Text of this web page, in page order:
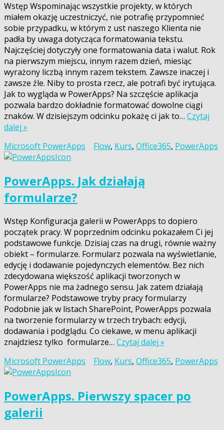
Wstęp Wspominając wszystkie projekty, w których
miałem okazję uczestniczyć, nie potrafię przypomnieć
sobie przypadku, w którym z ust naszego Klienta nie
padła by uwaga dotycząca formatowania tekstu.
Najczęściej dotyczyły one formatowania data i walut. Rok
na pierwszym miejscu, innym razem dzień, miesiąc
wyrażony liczbą innym razem tekstem. Zawsze inaczej i
zawsze źle. Niby to prosta rzecz, ale potrafi być irytująca.
Jak to wygląda w PowerApps? Na szczęście aplikacja
pozwala bardzo dokładnie formatować dowolne ciągi
znaków. W dzisiejszym odcinku pokażę ci jak to… Czytaj
dalej »
Microsoft PowerApps
Flow, Kurs, Office365, PowerApps
PowerApps. Jak działają
formularze?
Wstęp Konfiguracja galerii w PowerApps to dopiero
początek pracy. W poprzednim odcinku pokazałem Ci jej
podstawowe funkcje. Dzisiaj czas na drugi, równie ważny
obiekt – formularze. Formularz pozwala na wyświetlanie,
edycję i dodawanie pojedynczych elementów. Bez nich
zdecydowana większość aplikacji tworzonych w
PowerApps nie ma żadnego sensu. Jak zatem działają
formularze? Podstawowe tryby pracy formularzy
Podobnie jak w listach SharePoint, PowerApps pozwala
na tworzenie formularzy w trzech trybach: edycji,
dodawania i podglądu. Co ciekawe, w menu aplikacji
znajdziesz tylko formularze… Czytaj dalej »
Microsoft PowerApps
Flow, Kurs, Office365, PowerApps
PowerApps. Pierwszy spacer po
galerii